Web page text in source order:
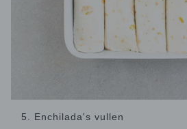
5. Enchilada's vullen